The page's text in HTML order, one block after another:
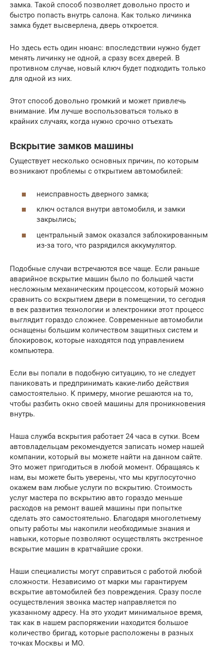
замка. Такой способ позволяет довольно просто и
быстро попасть внутрь салона. Как только личинка
замка будет высверлена, дверь откроется.
Но здесь есть один нюанс: впоследствии нужно будет
менять личинку не одной, а сразу всех дверей. В
противном случае, новый ключ будет подходить только
для одной из них.
Этот способ довольно громкий и может привлечь
внимание. Им лучше воспользоваться только в
крайних случаях, когда нужно срочно отъехать
Вскрытие замков машины
Существует несколько основных причин, по которым
возникают проблемы с открытием автомобилей:
неисправность дверного замка;
ключ остался внутри автомобиля, и замки
закрылись;
центральный замок оказался заблокированным
из-за того, что разрядился аккумулятор.
Подобные случаи встречаются все чаще. Если раньше
аварийное вскрытие машин было по большей части
несложным механическим процессом, который можно
сравнить со вскрытием двери в помещении, то сегодня
в век развития технологии и электроники этот процесс
выглядит гораздо сложнее. Современные автомобили
оснащены большим количеством защитных систем и
блокировок, которые находятся под управлением
компьютера.
Если вы попали в подобную ситуацию, то не следует
паниковать и предпринимать какие-либо действия
самостоятельно. К примеру, многие решаются на то,
чтобы разбить окно своей машины для проникновения
внутрь.
Наша служба вскрытия работает 24 часа в сутки. Всем
автовладельцам рекомендуется записать номер нашей
компании, который вы можете найти на данном сайте.
Это может пригодиться в любой момент. Обращаясь к
нам, вы можете быть уверены, что мы круглосуточно
окажем вам любые услуги по вскрытию. Стоимость
услуг мастера по вскрытию авто гораздо меньше
расходов на ремонт вашей машины при попытке
сделать это самостоятельно. Благодаря многолетнему
опыту работы мы накопили необходимые знания и
навыки, которые позволяют осуществлять экстренное
вскрытие машин в кратчайшие сроки.
Наши специалисты могут справиться с работой любой
сложности. Независимо от марки мы гарантируем
вскрытие автомобилей без повреждения. Сразу после
осуществления звонка мастер направляется по
указанному адресу. На это уходит минимальное время,
так как в нашем распоряжении находится большое
количество бригад, которые расположены в разных
точках Москвы и МО.